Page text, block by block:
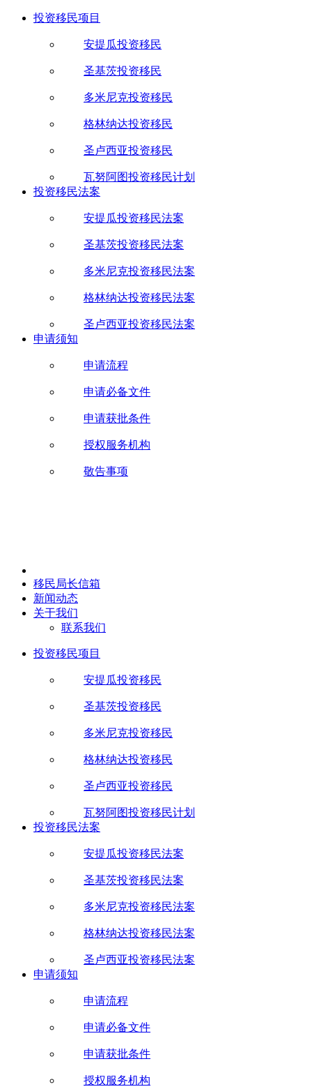
投资移民项目
安提瓜投资移民
圣基茨投资移民
多米尼克投资移民
格林纳达投资移民
圣卢西亚投资移民
瓦努阿图投资移民计划
投资移民法案
安提瓜投资移民法案
圣基茨投资移民法案
多米尼克投资移民法案
格林纳达投资移民法案
圣卢西亚投资移民法案
申请须知
申请流程
申请必备文件
申请获批条件
授权服务机构
敬告事项
移民局长信箱
新闻动态
关于我们
联系我们
投资移民项目
安提瓜投资移民
圣基茨投资移民
多米尼克投资移民
格林纳达投资移民
圣卢西亚投资移民
瓦努阿图投资移民计划
投资移民法案
安提瓜投资移民法案
圣基茨投资移民法案
多米尼克投资移民法案
格林纳达投资移民法案
圣卢西亚投资移民法案
申请须知
申请流程
申请必备文件
申请获批条件
授权服务机构